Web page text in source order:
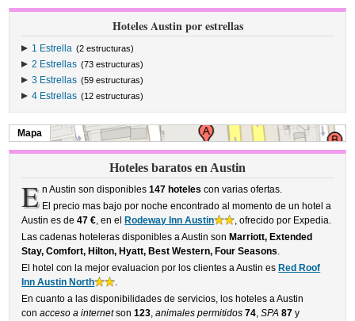
Hoteles Austin por estrellas
1 Estrella (2 estructuras)
2 Estrellas (73 estructuras)
3 Estrellas (59 estructuras)
4 Estrellas (12 estructuras)
Mapa
Hoteles baratos en Austin
E n Austin son disponibles 147 hoteles con varias ofertas.
El precio mas bajo por noche encontrado al momento de un hotel a
Austin es de47 €, en el Rodeway Inn Austin
, ofrecido por Expedia.
Las cadenas hoteleras disponibles a Austin son Marriott, Extended
Stay, Comfort, Hilton, Hyatt, Best Western, Four Seasons.
El hotel con la mejor evaluacion por los clientes a Austin es Red Roof
Inn Austin North
.
En cuanto a las disponibilidades de servicios, los hoteles a Austin
conacceso a internetson123,animales permitidos 74,SPA 87 y